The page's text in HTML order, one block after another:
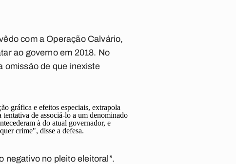
com a Operação Calvário,
ao governo em 2018. No
omissão de que inexiste
gráfica e efeitos especiais, extrapola
de associá-lo a um denominado
à do atual governador, e
crime", disse a defesa.
negativo no pleito eleitoral”.